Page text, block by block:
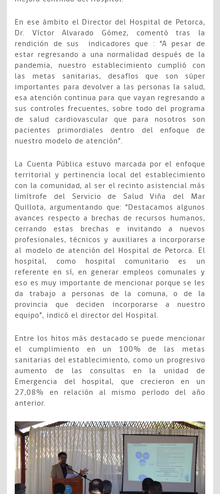
En ese ámbito el Director del Hospital de Petorca,
Dr. Víctor Alvarado Gómez, comentó tras la
rendición de sus indicadores que : “A pesar de
estar regresando a una normalidad después de la
pandemia, nuestro establecimiento cumplió con
las metas sanitarias, desafíos que son súper
importantes para devolver a las personas la salud,
esa atención continua para que vayan regresando a
sus controles frecuentes, sobre todo del programa
de salud cardiovascular que para nosotros son
pacientes primordiales dentro del enfoque de
nuestro modelo de atención”.
La Cuenta Pública estuvo marcada por el enfoque
territorial y pertinencia local del establecimiento
con la comunidad, al ser el recinto asistencial más
limítrofe del Servicio de Salud Viña del Mar
Quillota, argumentando que: “Destacamos algunos
avances respecto a brechas de recursos humanos,
cerrando estas brechas e invitando a nuevos
profesionales, técnicos y auxiliares a incorporarse
al modelo de atención del Hospital de Petorca. El
hospital, como hospital comunitario es un
referente en sí, en generar empleos comunales y
eso es muy importante de mencionar porque se les
da trabajo a personas de la comuna, o de la
provincia que deciden incorporarse a nuestro
equipo”, indicó el director del Hospital.
Entre los hitos más destacado se puede mencionar
el cumplimiento en un 100% de las metas
sanitarias del establecimiento, como un progresivo
aumento de las consultas en la unidad de
Emergencia del hospital, que crecieron en un
27,08% en relación al mismo período del año
anterior.